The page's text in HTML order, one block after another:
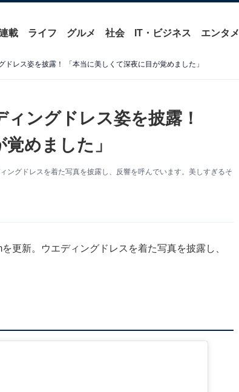
載 ライフ グルメ 社会 IT・ビジネス エンタメ
レス姿を披露！ 「本当に美しくて深夜に目が覚めました」
ングドレス姿を披露！
めました」
グドレスを着た写真を披露し、反響を呼んでいます。美しすぎるそ
更新。ウエディングドレスを着た写真を披露し、